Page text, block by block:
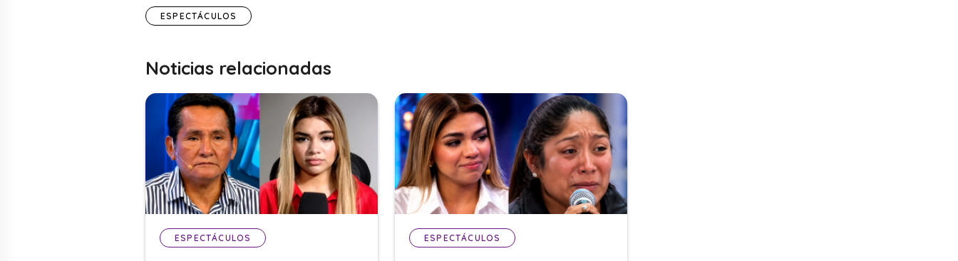
ESPECTÁCULOS
Noticias relacionadas
ESPECTÁCULOS ESPECTÁCULOS